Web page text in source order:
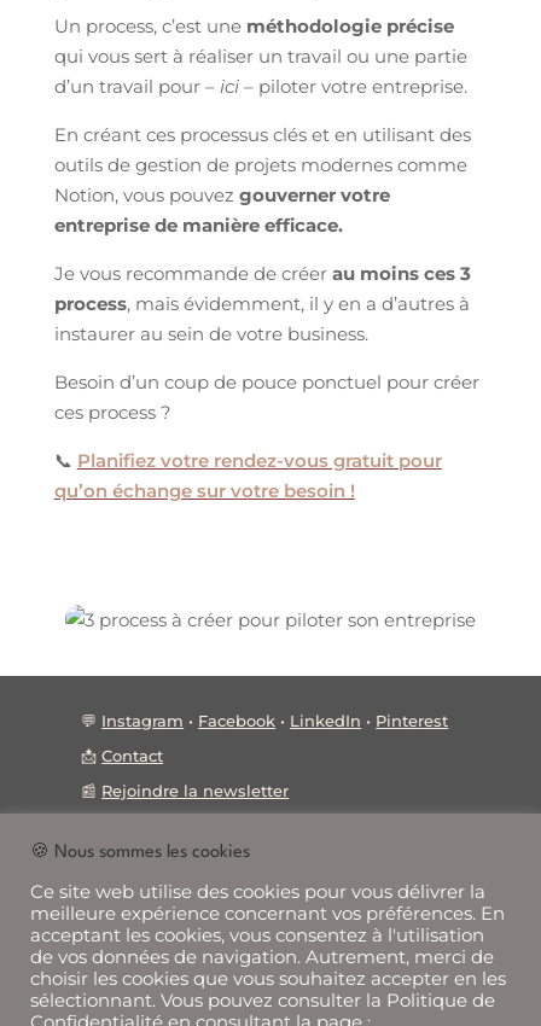
Un process, c’est une méthodologie précise
qui vous sert à réaliser un travail ou une partie
d’un travail pour– ici – piloter votre entreprise.
En créant ces processus clés et en utilisant des
outils de gestion de projets modernes comme
Notion, vous pouvez gouverner votre
entreprise de manière efficace.
Je vous recommande de créer au moins ces 3
process, mais évidemment, il y en a d’autres à
instaurer au sein de votre business.
Besoin d’un coup de pouce ponctuel pour créer
ces process ?
📞 Planifiez votre rendez-vous gratuit pour
qu’on échange sur votre besoin !
💬 Instagram • Facebook • LinkedIn • Pinterest
📩Contact
📰 Rejoindre la newsletter
🔗Mentions légales • Politique confidentialité •
📝CGV
🌱Les accompagnements
📑Guides gratuits
🍪 Nous sommes les cookies
Ce site web utilise des cookies pour vous délivrer la
meilleure expérience concernant vos préférences. En
acceptant les cookies, vous consentez à l'utilisation
de vos données de navigation. Autrement, merci de
choisir les cookies que vous souhaitez accepter en les
sélectionnant. Vous pouvez consulter la Politique de